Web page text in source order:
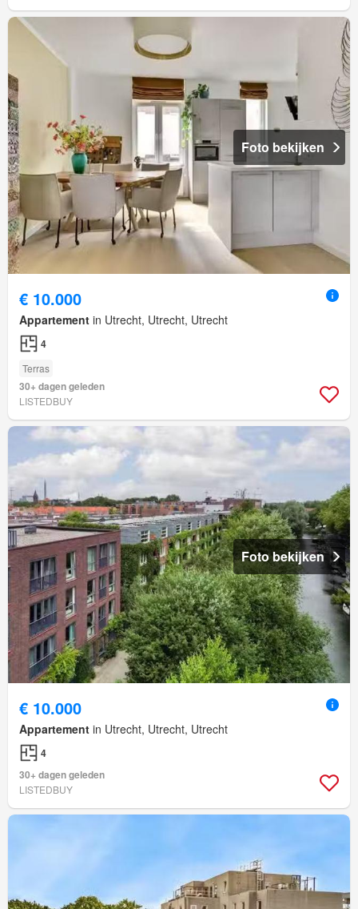
Foto bekijken
€ 10.000
Appartement in Utrecht, Utrecht, Utrecht
4
Terras
30+ dagen geleden
LISTEDBUY
Foto bekijken
€ 10.000
Appartement in Utrecht, Utrecht, Utrecht
4
30+ dagen geleden
LISTEDBUY